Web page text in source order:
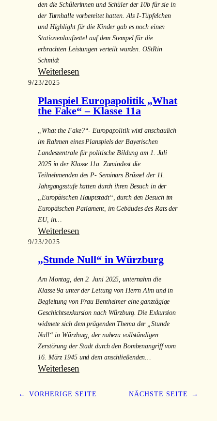
den die Schülerinnen und Schüler der 10b für sie in
der Turnhalle vorbereitet hatten. Als I-Tüpfelchen
und Highlight für die Kinder gab es noch einen
Stationenlaufzettel auf dem Stempel für die
erbrachten Leistungen verteilt wurden. OStRin
Schmidt
Weiterlesen:
Olympics
9/23/2025
Planspiel Europapolitik „What
the Fake“ – Klasse 11a
„What the Fake?“- Europapolitik wird anschaulich
im Rahmen eines Planspiels der Bayerischen
Landeszentrale für politische Bildung am 1. Juli
2025 in der Klasse 11a. Zumindest die
Teilnehmenden des P- Seminars Brüssel der 11.
Jahrgangsstufe hatten durch ihren Besuch in der
„Europäischen Hauptstadt“, durch den Besuch im
Europäischen Parlament, im Gebäudes des Rats der
EU, in…
Weiterlesen:
Europapolitik
„What
the
Fake“
–
Klasse
11a
9/23/2025
„Stunde Null“ in Würzburg
Am Montag, den 2. Juni 2025, unternahm die
Klasse 9a unter der Leitung von Herrn Alm und in
Begleitung von Frau Bentheimer eine ganztägige
Geschichtsexkursion nach Würzburg. Die Exkursion
widmete sich dem prägenden Thema der „Stunde
Null“ in Würzburg, der nahezu vollständigen
Zerstörung der Stadt durch den Bombenangriff vom
16. März 1945 und dem anschließenden…
Weiterlesen:
Null“
← VORHERIGE SEITE NÄCHSTE SEITE →